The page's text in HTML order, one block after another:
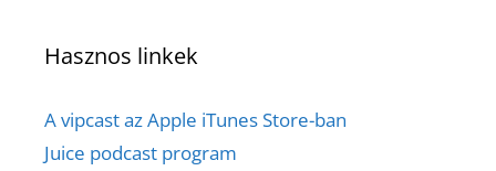
Hasznos linkek
A vipcast az Apple iTunes Store-ban
Juice podcast program